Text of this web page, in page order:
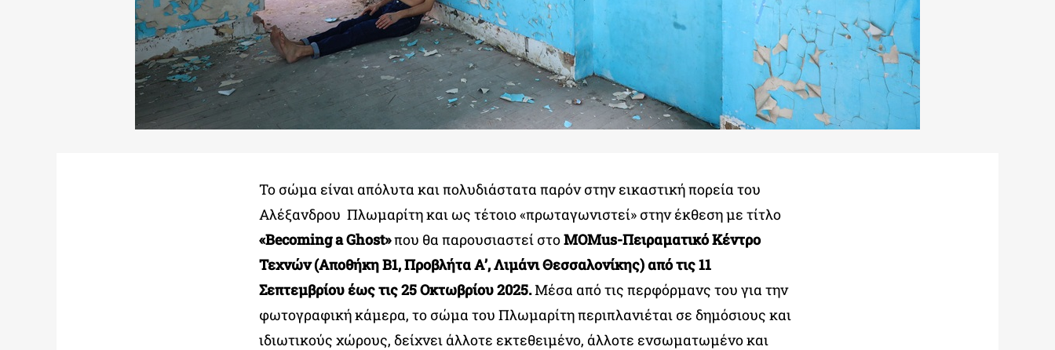
Το σώμα είναι απόλυτα και πολυδιάστατα παρόν στην εικαστική πορεία του
Αλέξανδρου Πλωμαρίτη και ως τέτοιο «πρωταγωνιστεί» στην έκθεση με τίτλο
«Becoming a Ghost»που θα παρουσιαστεί στοMOMus-Πειραματικό Κέντρο
Τεχνών (Αποθήκη Β1, Προβλήτα Α’, Λιμάνι Θεσσαλονίκης) από τις 11
Σεπτεμβρίου έως τις 25 Οκτωβρίου 2025.Μέσα από τις περφόρμανς του για την
φωτογραφική κάμερα, το σώμα του Πλωμαρίτη περιπλανιέται σε δημόσιους και
ιδιωτικούς χώρους, δείχνει άλλοτε εκτεθειμένο, άλλοτε ενσωματωμένο και